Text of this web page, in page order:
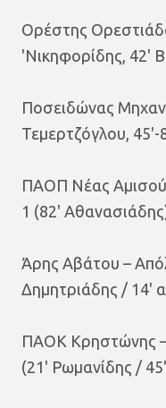
Ορέστης
'Νικηφορίδης, 42'
Ποσειδώνας
Τεμερτζόγλου, 45'-
ΠΑΟΠ Νέας Αμισού
1 (82'
Άρης Αβάτου –
Δημητριάδης / 14'
ΠΑΟΚ Κρηστώνης
(21' Ρωμανίδης /